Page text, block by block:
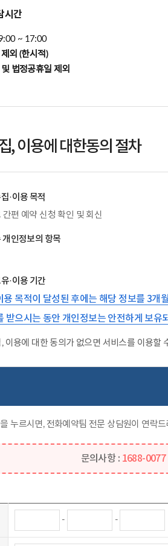
시간
~ 17:00
외 (한시적)
법정공휴일 제외
, 이용에 대한동의 절차
·이용 목적
간편 예약 신청 확인 및 회신
개인정보의 항목
·이용 기간
용 목적이 달성된 후에는 해당 정보를 3개
받으시는 동안 개인정보는 안전하게 보
이용에 대한 동의가 없으면 서비스를 이용할
누르시면, 전화예약팀 전문 상담원이 연락
문의사항 : 1688-
- -